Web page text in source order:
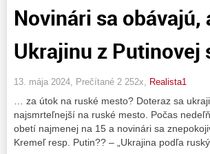
Novinári sa
Ukrajinu z Putinovej
13. mája 2024, Prečítané 2 252x, Realista1
… za útok na ruské mesto? Doteraz sa
najsmrteľnejší na ruské mesto. Počas
obetí najmenej na 15 a novinári sa
Kremeľ resp. Putin?? – „Ukrajina podľa